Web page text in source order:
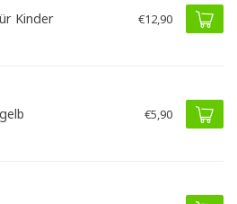
Kinder €12,90
€5,90